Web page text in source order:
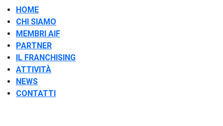
HOME
CHI SIAMO
MEMBRI AIF
PARTNER
IL FRANCHISING
ATTIVITÀ
NEWS
CONTATTI